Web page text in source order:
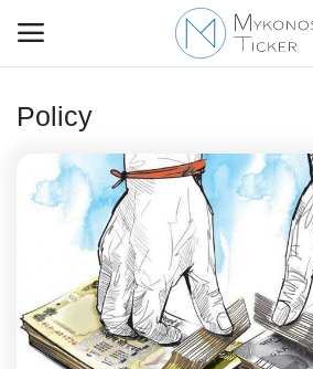
Contact Us
Politique
Business
Travel
Policy